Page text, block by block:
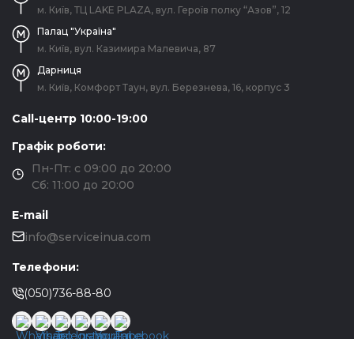
м. Київ, ТЦ LAKE PLAZA, вул. Героїв полку “Азов”, 12
Палац "Україна"
м. Київ, вул. Казимира Малевича, 87
Дарниця
м. Київ, Комфорт Таун, вул. Березнева, 16, корпус 3
Call-центр 10:00-19:00
Графік роботи:
Пн-Пт: с 09:00 до 20:00
Сб: 11:00 до 20:00
E-mail
info@serviceinua.com
Телефони:
(050)736-88-80